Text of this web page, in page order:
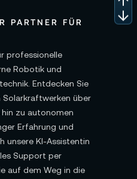
PARTNER FÜR
professionelle
Robotik und
Entdecken Sie
Solarkraftwerken über
zu autonomen
Erfahrung und
unsere KI-Assistentin
Support per
auf dem Weg in die